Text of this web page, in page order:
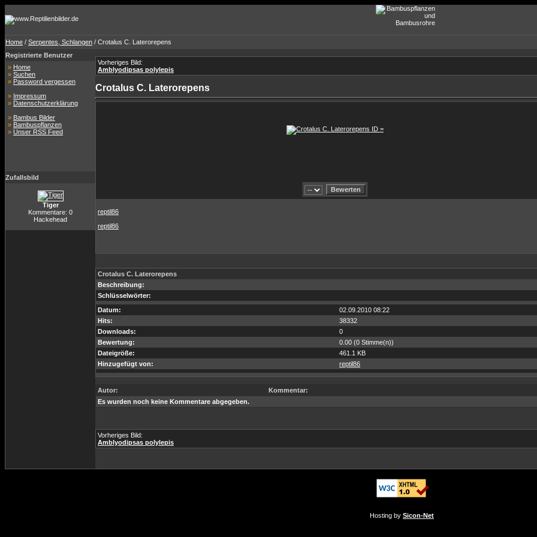
Home / Serpentes, Schlangen / Crotalus C. Laterorepens
Registrierte Benutzer
» Home
» Suchen
» Password vergessen
» Impressum
» Datenschutzerklärung
» Bambus Bilder
» Bambuspflanzen
» Unser RSS Feed
Zufallsbild
Tiger
Kommentare: 0
Hackehead
Vorheriges Bild:
Amblyodipsas polylepis
Crotalus C. Laterorepens
reptil86
reptil86
Crotalus C. Laterorepens
Beschreibung:
Schlüsselwörter:
Datum:
02.09.2010 08:22
Hits:
38332
Downloads:
0
Bewertung:
0.00 (0 Stimme(n))
Dateigröße:
461.1 KB
Hinzugefügt von:
reptil86
Autor:
Kommentar:
Es wurden noch keine Kommentare abgegeben.
Vorheriges Bild:
Amblyodipsas polylepis
Hosting by Sicon-Net